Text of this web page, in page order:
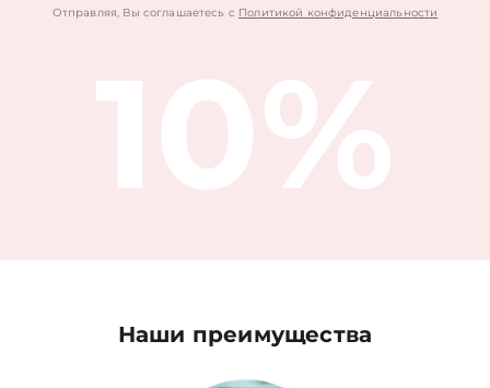
Отправляя, Вы соглашаетесь с Политикой конфиденциальности
Наши преимущества